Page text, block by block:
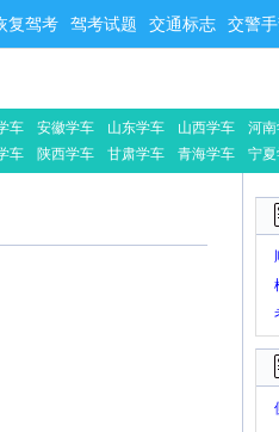
复驾考 驾考试题 交通标志 交警
车 安徽学车 山东学车 山西学车 河
车 陕西学车 甘肃学车 青海学车 宁